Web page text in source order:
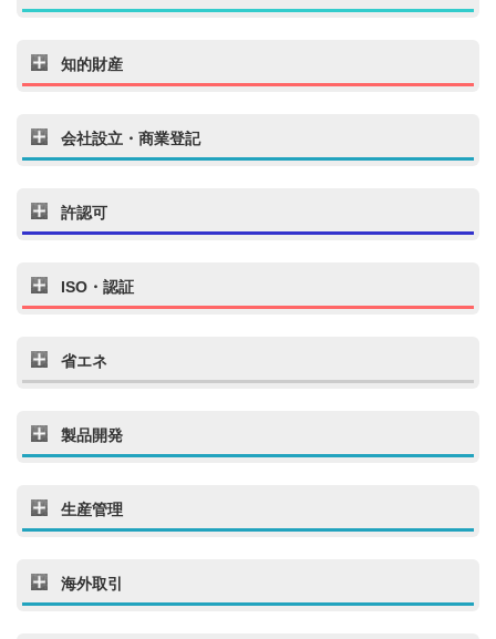
知的財産
会社設立・商業登記
許認可
ISO・認証
省エネ
製品開発
生産管理
海外取引